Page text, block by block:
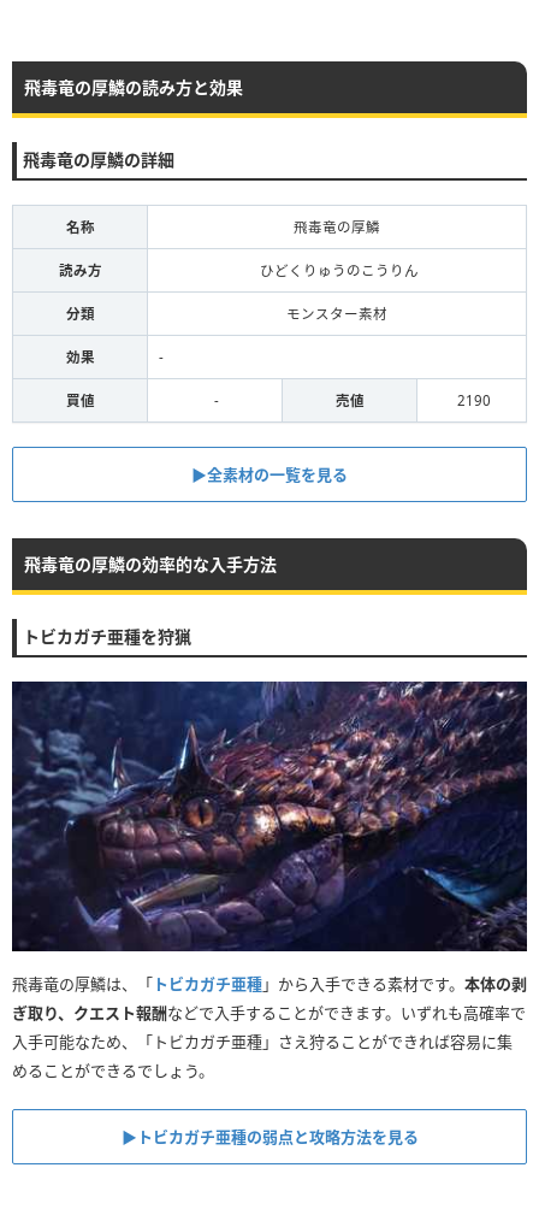
飛毒竜の厚鱗の読み方と効果
飛毒竜の厚鱗の詳細
名称 飛毒竜の厚鱗
読み方 ひどくりゅうのこうりん
分類 モンスター素材
効果 -
買値 - 売値 2190
▶全素材の一覧を見る
飛毒竜の厚鱗の効率的な入手方法
トビカガチ亜種を狩猟
飛毒竜の厚鱗は、「 トビカガチ亜種」から入手できる素材です。 本体の剥
ぎ取り、クエスト報酬などで入手することができます。いずれも高確率で
入手可能なため、「トビカガチ亜種」さえ狩ることができれば容易に集
めることができるでしょう。
▶トビカガチ亜種の弱点と攻略方法を見る